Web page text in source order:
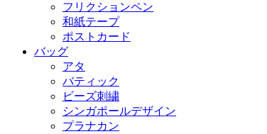
フリクションペン
和紙テープ
ポストカード
バッグ
アタ
バティック
ビーズ刺繍
シンガポールデザイン
プラナカン